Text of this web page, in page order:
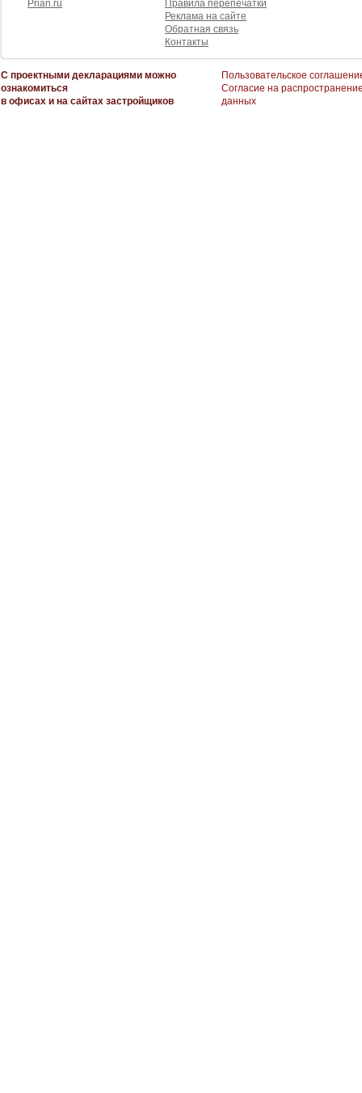
Prian.ru
Правила перепечатки
Реклама на сайте
Обратная связь
Контакты
С проектными декларациями можно
ознакомиться
в офисах и на сайтах застройщиков
Пользовательское
Согласие на
данных